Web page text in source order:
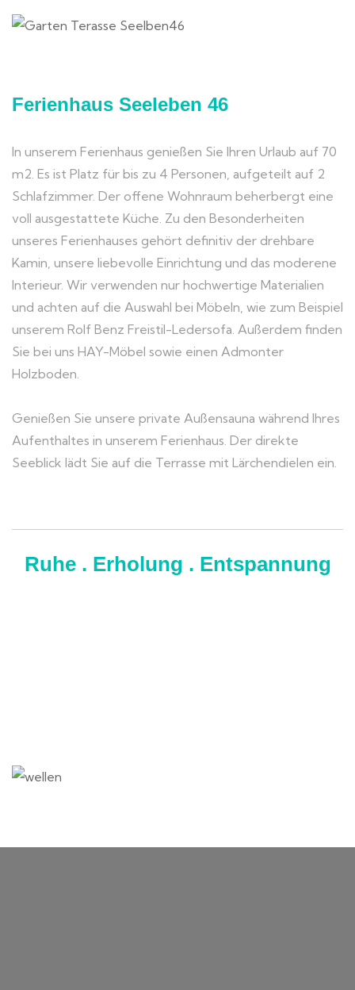
Ferienhaus Seeleben 46
In unserem Ferienhaus genießen Sie Ihren Urlaub auf 70
m2. Es ist Platz für bis zu 4 Personen, aufgeteilt auf 2
Schlafzimmer. Der offene Wohnraum beherbergt eine
voll ausgestattete Küche. Zu den Besonderheiten
unseres Ferienhauses gehört definitiv der drehbare
Kamin, unsere liebevolle Einrichtung und das moderene
Interieur. Wir verwenden nur hochwertige Materialien
und achten auf die Auswahl bei Möbeln, wie zum Beispiel
unserem Rolf Benz Freistil-Ledersofa. Außerdem finden
Sie bei uns HAY-Möbel sowie einen Admonter
Holzboden.
Genießen Sie unsere private Außensauna während Ihres
Aufenthaltes in unserem Ferienhaus. Der direkte
Seeblick lädt Sie auf die Terrasse mit Lärchendielen ein.
Ruhe . Erholung . Entspannung